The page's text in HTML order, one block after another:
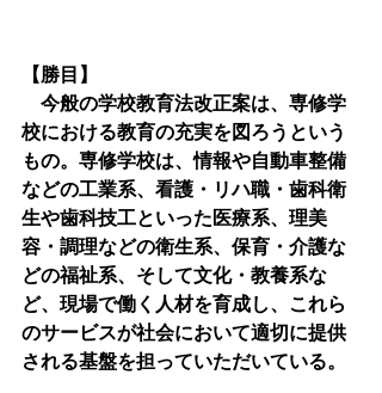
【勝目】
今般の学校教育法改正案は、専修学
校における教育の充実を図ろうという
もの。専修学校は、情報や自動車整備
などの工業系、看護・リハ職・歯科衛
生や歯科技工といった医療系、理美
容・調理などの衛生系、保育・介護な
どの福祉系、そして文化・教養系な
ど、現場で働く人材を育成し、これら
のサービスが社会において適切に提供
される基盤を担っていただいている。